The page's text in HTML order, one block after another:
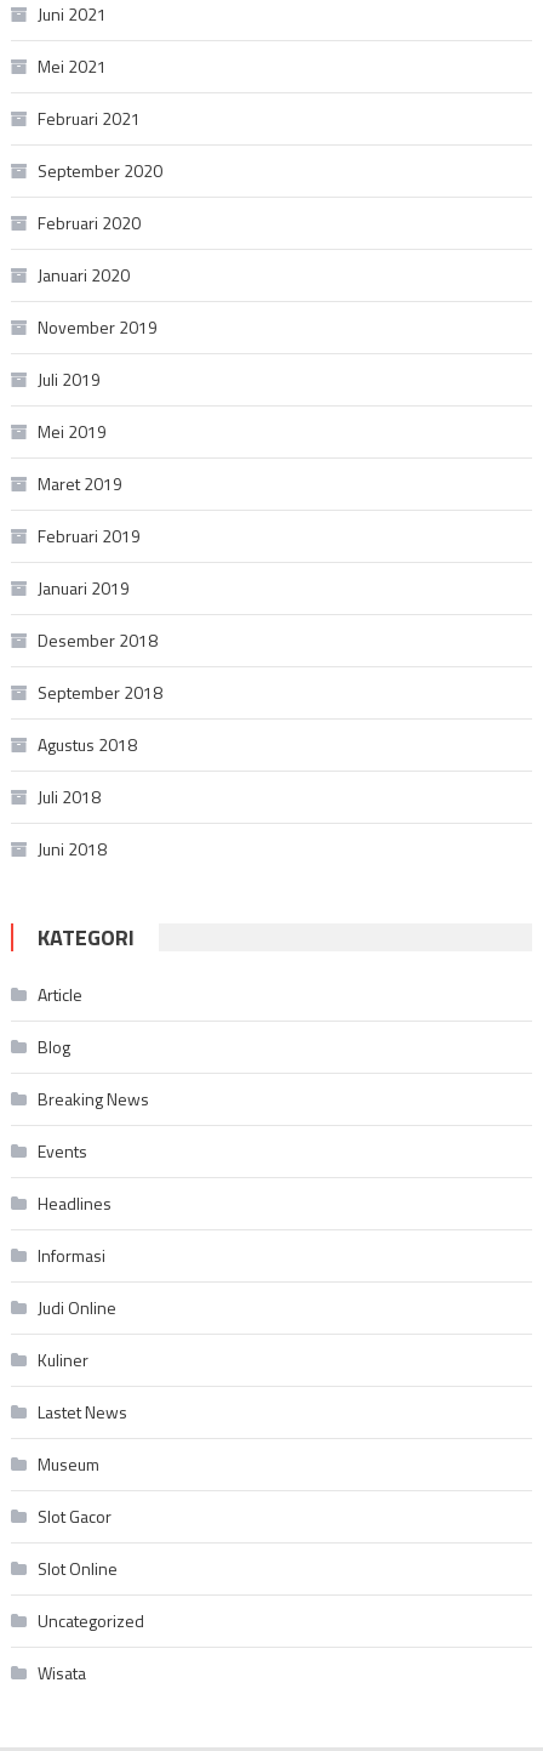
Juni 2021
Mei 2021
Februari 2021
September 2020
Februari 2020
Januari 2020
November 2019
Juli 2019
Mei 2019
Maret 2019
Februari 2019
Januari 2019
Desember 2018
September 2018
Agustus 2018
Juli 2018
Juni 2018
KATEGORI
Article
Blog
Breaking News
Events
Headlines
Informasi
Judi Online
Kuliner
Lastet News
Museum
Slot Gacor
Slot Online
Uncategorized
Wisata